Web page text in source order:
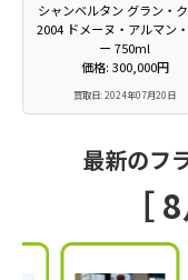
シャンベルタン グラン・
2004 ドメーヌ・アルマン
ー 750ml
価格: 300,000円
買取日: 2024年07月20日
最新のフ
［